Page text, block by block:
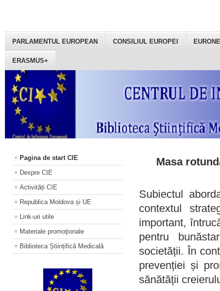
PARLAMENTUL EUROPEAN CONSILIUL EUROPEI
ERASMUS+
Pagina de start CIE
Despre CIE
Activități CIE
Republica Moldova și UE
Link-uri utile
Materiale promoţionale
Biblioteca Științifică Medicală
Masa
Subiectul
contextul
important,
pentru
societății. În
prevenției și
sănătății